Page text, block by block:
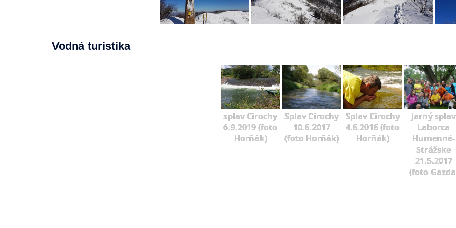
Vodná turistika
splav Cirochy
6.9.2019 (foto
Horňák)
Splav Cirochy
10.6.2017
(foto Horňák)
Splav Cirochy
4.6.2016 (foto
Horňák)
Jarný splav
Laborca
Humenné-
Strážske
21.5.2017
(foto